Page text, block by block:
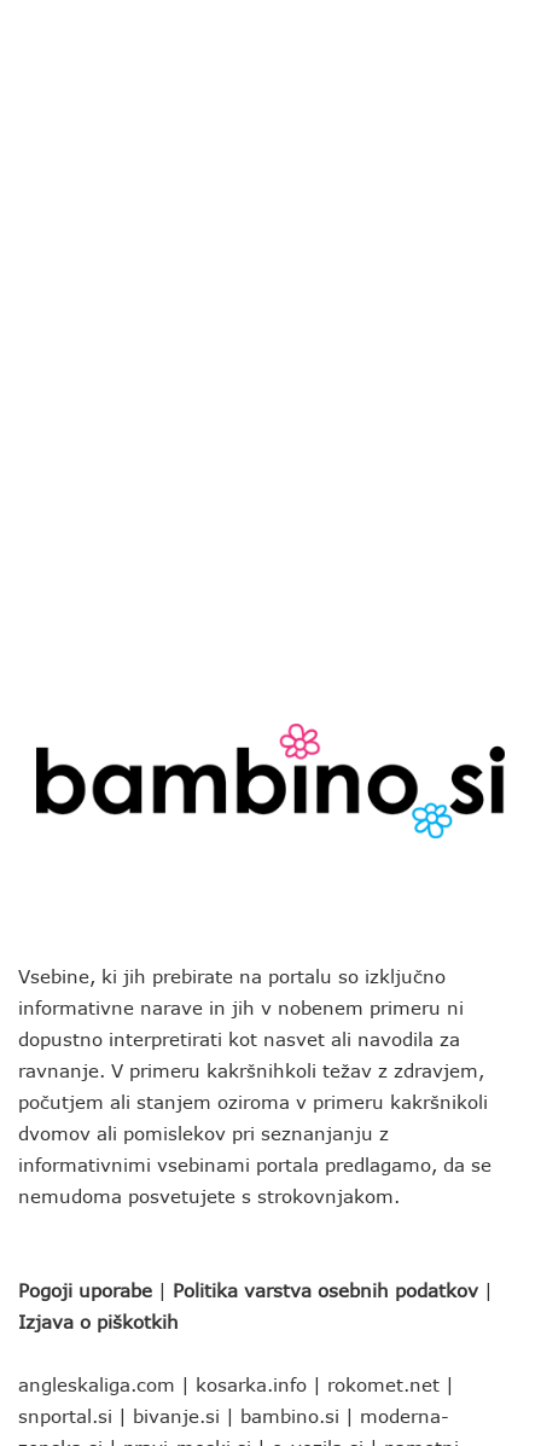
Vsebine, ki jih prebirate na portalu so izključno
informativne narave in jih v nobenem primeru ni
dopustno interpretirati kot nasvet ali navodila za
ravnanje. V primeru kakršnihkoli težav z zdravjem,
počutjem ali stanjem oziroma v primeru kakršnikoli
dvomov ali pomislekov pri seznanjanju z
informativnimi vsebinami portala predlagamo, da se
nemudoma posvetujete s strokovnjakom.
Pogoji uporabe | Politika varstva osebnih podatkov |
Izjava o piškotkih
angleskaliga.com | kosarka.info | rokomet.net |
snportal.si | bivanje.si | bambino.si | moderna-